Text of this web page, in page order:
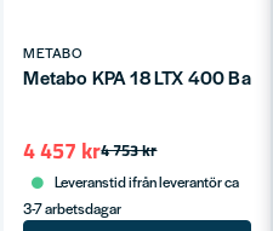
Patronspruta 18V
METABO
Metabo KPA 18 LTX 400
4 753 kr
4 457 kr
Leveranstid ifrån leverantör ca
3-7 arbetsdagar